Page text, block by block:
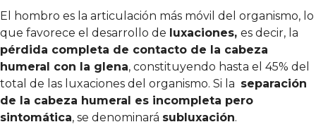
El hombro es la articulación más móvil del organismo, lo
que favorece el desarrollo de luxaciones, es decir, la
pérdida completa de contacto de la cabeza
humeral con la glena, constituyendo hasta el 45% del
total de las luxaciones del organismo. Si la separación
de la cabeza humeral es incompleta pero
sintomática, se denominará subluxación.